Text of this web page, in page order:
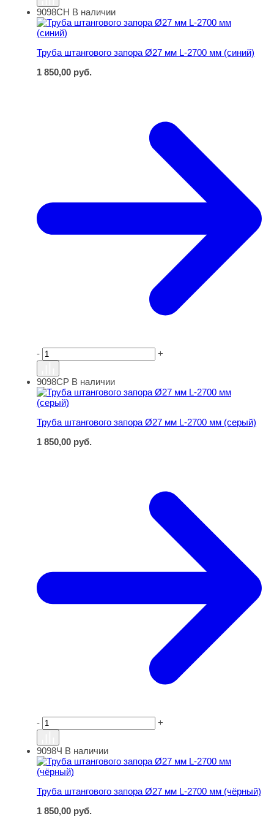
Труба штангового запора Ø27 мм L-2700 мм (синий)
9098СН В наличии
Труба штангового запора Ø27 мм L-2700 мм (синий)
1 850,00 руб.
- +
Труба штангового запора Ø27 мм L-2700 мм (серый)
9098СР В наличии
Труба штангового запора Ø27 мм L-2700 мм (серый)
1 850,00 руб.
- +
Труба штангового запора Ø27 мм L-2700 мм (чёрный)
9098Ч В наличии
Труба штангового запора Ø27 мм L-2700 мм (чёрный)
1 850,00 руб.